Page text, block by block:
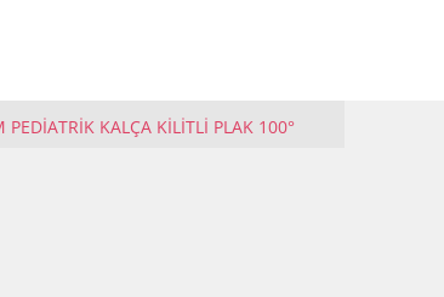
KALÇA KİLİTLİ PLAK 100°